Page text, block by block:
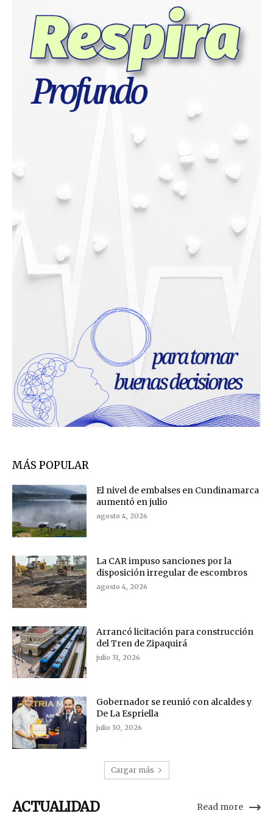
MÁS POPULAR
El nivel de embalses en Cundinamarca
aumentó en julio
agosto 4, 2026
La CAR impuso sanciones por la
disposición irregular de escombros
agosto 4, 2026
Arrancó licitación para construcción
del Tren de Zipaquirá
julio 31, 2026
Gobernador se reunió con alcaldes y
De La Espriella
julio 30, 2026
Cargar más
ACTUALIDAD Read more